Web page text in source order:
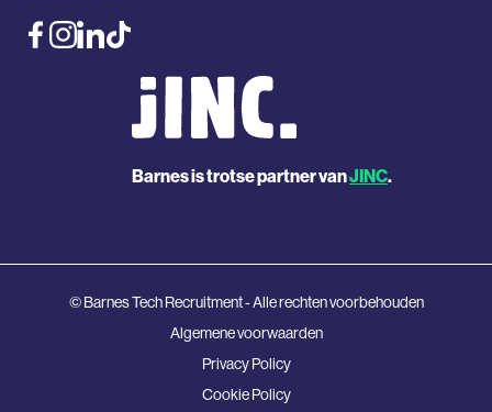
Barnes is trotse partner vanJINC.
© Barnes Tech Recruitment - Alle rechten voorbehouden
Algemene voorwaarden
Privacy Policy
Cookie Policy